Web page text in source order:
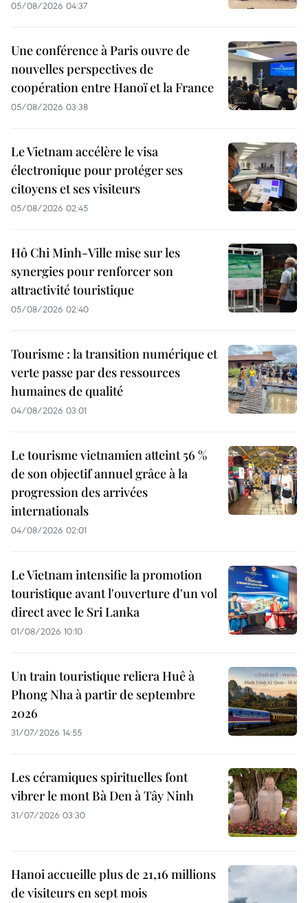
05/08/2026 04:37
Une conférence à Paris ouvre de
nouvelles perspectives de
coopération entre Hanoï et la France
05/08/2026 03:38
Le Vietnam accélère le visa
électronique pour protéger ses
citoyens et ses visiteurs
05/08/2026 02:45
Hô Chi Minh-Ville mise sur les
synergies pour renforcer son
attractivité touristique
05/08/2026 02:40
Tourisme : la transition numérique et
verte passe par des ressources
humaines de qualité
04/08/2026 03:01
Le tourisme vietnamien atteint 56 %
de son objectif annuel grâce à la
progression des arrivées
internationals
04/08/2026 02:01
Le Vietnam intensifie la promotion
touristique avant l'ouverture d'un vol
direct avec le Sri Lanka
01/08/2026 10:10
Un train touristique reliera Huê à
Phong Nha à partir de septembre
2026
31/07/2026 14:55
Les céramiques spirituelles font
vibrer le mont Bà Den à Tây Ninh
31/07/2026 03:30
Hanoi accueille plus de 21,16 millions
de visiteurs en sept mois ​